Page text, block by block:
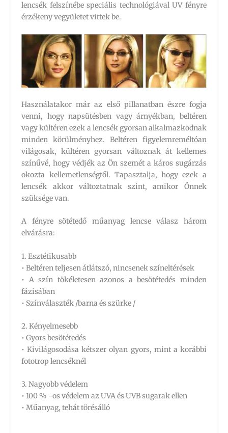
lencsék felszínébe speciális technológiával UV fényre
érzékeny vegyületet vittek be.
Használatakor már az első pillanatban észre fogja
venni, hogy napsütésben vagy árnyékban, beltéren
vagy kültéren ezek a lencsék gyorsan alkalmazkodnak
minden körülményhez. Beltéren figyelemreméltóan
világosak, kültéren gyorsan változnak át kellemes
színűvé, hogy védjék az Ön szemét a káros sugárzás
okozta kellemetlenségtől. Tapasztalja, hogy ezek a
lencsék akkor változtatnak szint, amikor Önnek
szüksége van.
A fényre sötétedő műanyag lencse válasz három
elvárásra:
1. Esztétikusabb
• Beltéren teljesen átlátszó, nincsenek színeltérések
• A szín tökéletesen azonos a besötétedés minden
fázisában
• Színválaszték /barna és szürke /
2. Kényelmesebb
• Gyors besötétedés
• Kivilágosodása kétszer olyan gyors, mint a korábbi
fototrop lencséknél
3. Nagyobb védelem
• 100 % -os védelem az UVA és UVB sugarak ellen
• Műanyag, tehát törésálló